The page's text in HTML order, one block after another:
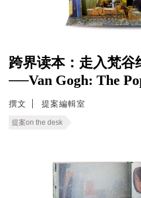
跨界读本：走入梵谷
──Van Gogh: The
撰文 提案編輯室
提案on the desk